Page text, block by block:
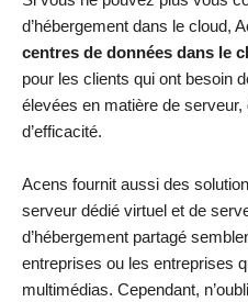
d’hébergement dans le cloud,
centres de données dans le
pour les clients qui ont besoin
élevées en matière de
d’efficacité.
Acens fournit aussi des
serveur dédié virtuel et de
d’hébergement partagé
entreprises ou les entreprises
multimédias. Cependant,